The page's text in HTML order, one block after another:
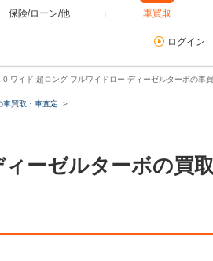
保険/ローン/他 車買取
ログイン
ワイド 超ロング フルワイドロー ディーゼルターボの車
車買取・車査定
ーゼルターボの買